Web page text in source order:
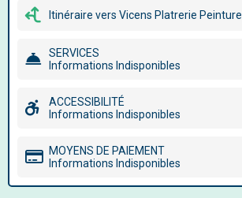
Itinéraire vers Vicens Platrerie Peinture
SERVICES
Informations Indisponibles
ACCESSIBILITÉ
Informations Indisponibles
MOYENS DE PAIEMENT
Informations Indisponibles